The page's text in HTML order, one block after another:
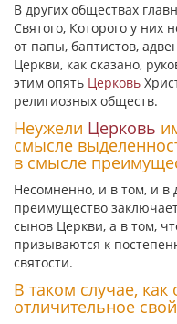
В других обществах
Святого, Которого у
от папы, баптистов,
Церкви, как сказано,
этим опять Церковь
религиозных обществ.
Неужели Церковь
смысле
в смысле
Несомненно, и в том, и в
преимущество
сынов Церкви, а в том,
призываются к
святости.
В таком случае, как
отличительное